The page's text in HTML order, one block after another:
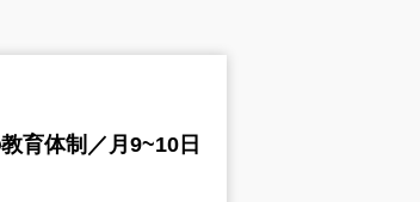
育体制／月9~10日